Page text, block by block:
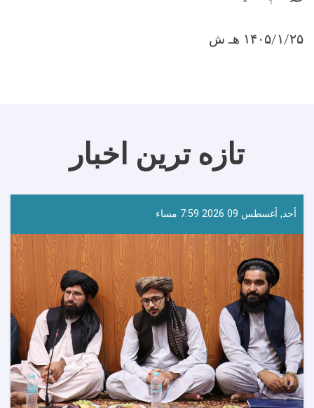
۱۴۰۵/۱/۲۵ هـ ش
تازه ترین اخبار
أحد, أغسطس 09 2026 7:59 مساء